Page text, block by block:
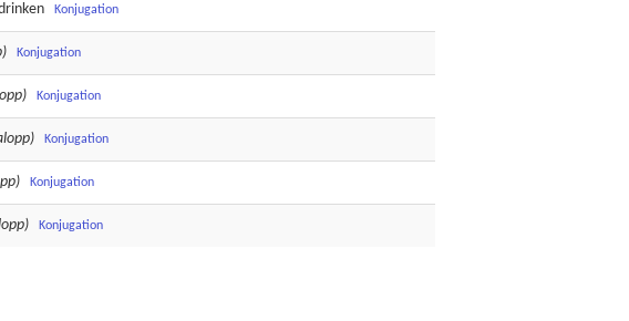
Konjugation
Konjugation
Konjugation
Konjugation
Konjugation
Konjugation